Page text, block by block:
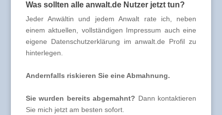
Was sollten alle anwalt.de Nutzer jetzt tun?
Jeder Anwältin und jedem Anwalt rate ich, neben
einem aktuellen, vollständigen Impressum auch eine
eigene Datenschutzerklärung im anwalt.de Profil zu
hinterlegen.
Andernfalls riskieren Sie eine Abmahnung.
Sie wurden bereits abgemahnt? Dann kontaktieren
Sie mich jetzt am besten sofort.